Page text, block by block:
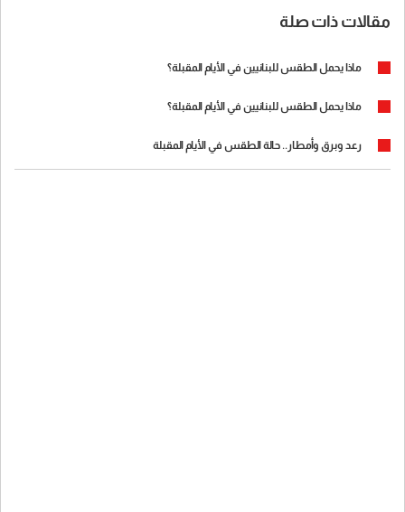
مقالات ذات صلة
ماذا يحمل الطقس للبنانيين في الأيام المقبلة؟
ماذا يحمل الطقس للبنانيين في الأيام المقبلة؟
رعد وبرق وأمطار.. حالة الطقس في الأيام المقبلة